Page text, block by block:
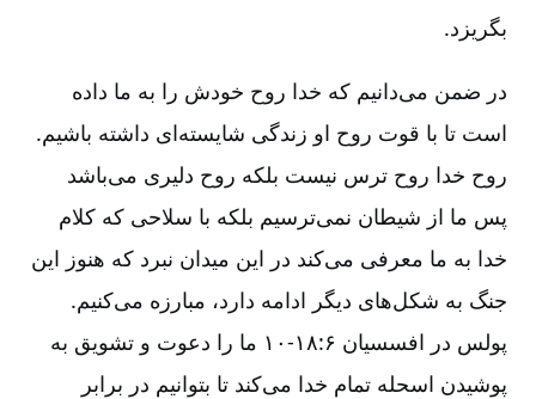
بگریزد.
در ضمن می‌دانیم که خدا روح خودش را به ما داده
است تا با قوت روح او زندگی شایسته‌ای داشته باشیم.
روح خدا روح ترس نیست بلکه روح دلیری می‌باشد
پس ما از شیطان نمی‌ترسیم بلکه با سلاحی که کلام
خدا به ما معرفی می‌کند در این میدان نبرد که هنوز این
جنگ به شکل‌های دیگر ادامه دارد، مبارزه می‌کنیم.
پولس در افسسیان ۶:‏۱۰-۱۸ ما را دعوت و تشویق به
پوشیدن اسحله تمام خدا می‌کند تا بتوانیم در برابر